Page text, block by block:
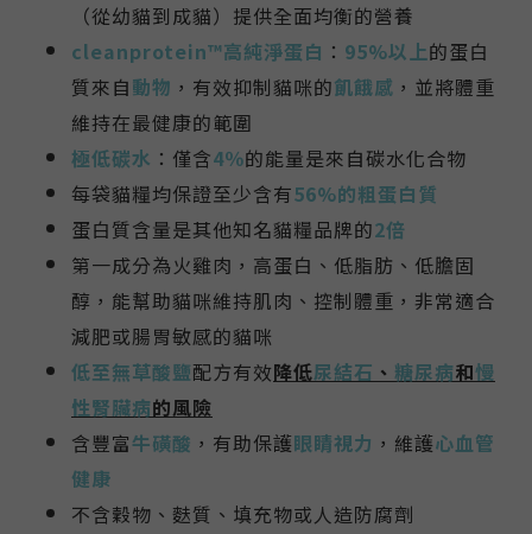
（從幼貓到成貓）提供全面均衡的營養
cleanprotein™高純淨蛋白 ： 95%以上的蛋白
質來自動物 ，有效抑制貓咪的飢餓感 ，並將體重
維持在最健康的範圍
極低碳水 ：僅含4％的能量是來自碳水化合物
每袋貓糧均保證至少含有56%的粗蛋白質
蛋白質含量是其他知名貓糧品牌的2倍
第一成分為火雞肉， 高蛋白、低脂肪、低膽固
醇，能幫助貓咪維持肌肉、控制體重，非常適合
減肥或腸胃敏感的貓咪
低至無草酸鹽配方有效降低尿結石 、 糖尿病和慢
性腎臟病的風險
含豐富牛磺酸 ，有助保護眼睛視力 ，維護心血管
健康
不含穀物、麩質、填充物或人造防腐劑